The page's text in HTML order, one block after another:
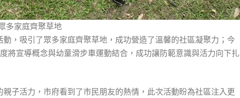
多家庭齊聚草地
，吸引了眾多家庭齊聚草地，成功營造了溫馨的社區凝聚力；今
將宣導概念與幼童滑步車運動結合，成功讓防範意識與活力向下扎
子活力，市府看到了市民朋友的熱情，此次活動盼為社區注入更